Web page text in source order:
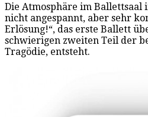
Die Atmosphäre im Ballettsaal
nicht angespannt, aber sehr
Erlösung!“, das erste Ballett
schwierigen zweiten Teil der
Tragödie, entsteht.